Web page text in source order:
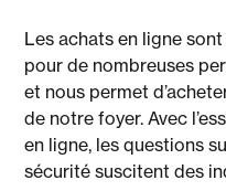
Les achats en ligne
pour de nombreuses
et nous permet
de notre foyer. Avec
en ligne, les questions
sécurité suscitent des